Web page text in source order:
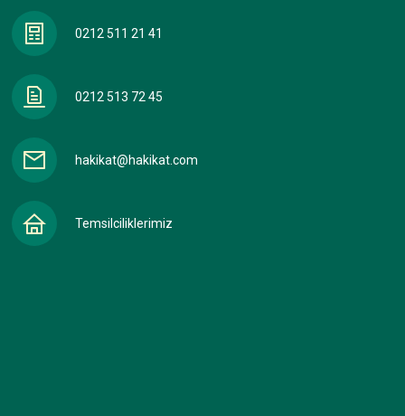
0212 511 21 41
0212 513 72 45
hakikat@hakikat.com
Temsilciliklerimiz